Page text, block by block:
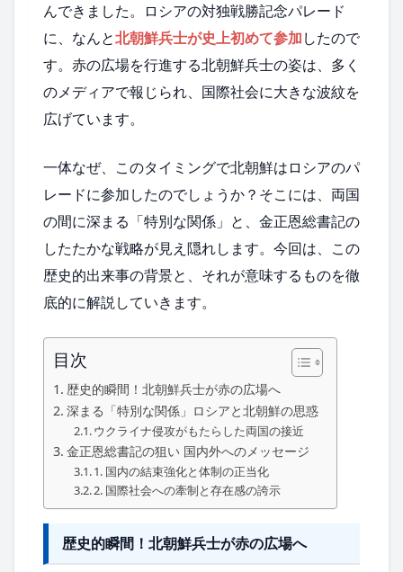
んできました。ロシアの対独戦勝記念パレード
に、なんと北朝鮮兵士が史上初めて参加したので
す。赤の広場を行進する北朝鮮兵士の姿は、多く
のメディアで報じられ、国際社会に大きな波紋を
広げています。
一体なぜ、このタイミングで北朝鮮はロシアのパ
レードに参加したのでしょうか？そこには、両国
の間に深まる「特別な関係」と、金正恩総書記の
したたかな戦略が見え隠れします。今回は、この
歴史的出来事の背景と、それが意味するものを徹
底的に解説していきます。
目次
歴史的瞬間！北朝鮮兵士が赤の広場へ
深まる「特別な関係」ロシアと北朝鮮の思惑
ウクライナ侵攻がもたらした両国の接近
金正恩総書記の狙い 国内外へのメッセージ
1. 国内の結束強化と体制の正当化
2. 国際社会への牽制と存在感の誇示
歴史的瞬間！北朝鮮兵士が赤の広場へ